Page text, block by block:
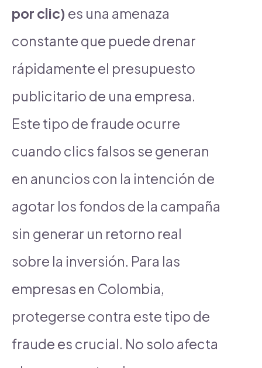
por clic) es una amenaza
constante que puede drenar
rápidamente el presupuesto
publicitario de una empresa.
Este tipo de fraude ocurre
cuando clics falsos se generan
en anuncios con la intención de
agotar los fondos de la campaña
sin generar un retorno real
sobre la inversión. Para las
empresas en Colombia,
protegerse contra este tipo de
fraude es crucial. No solo afecta